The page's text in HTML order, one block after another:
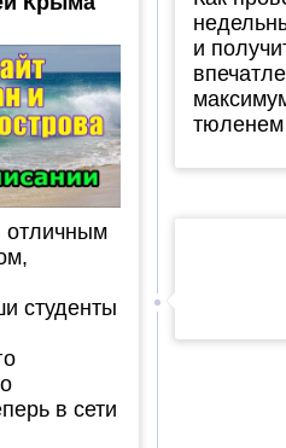
и
отличным
студенты
в сети